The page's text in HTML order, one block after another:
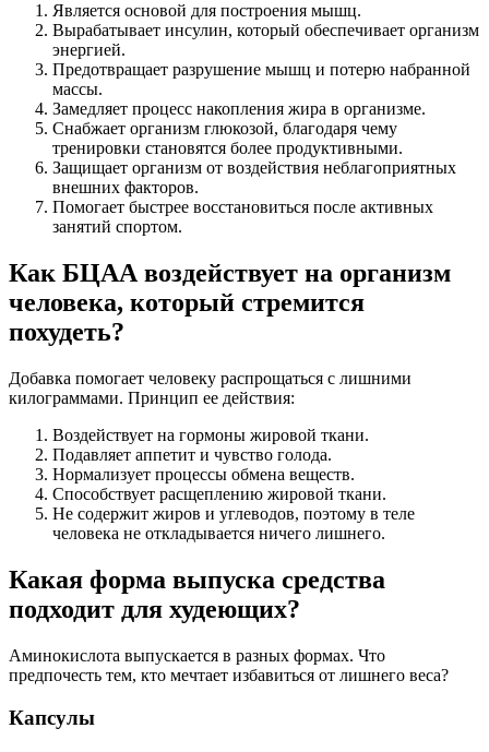
Является основой для построения мышц.
Вырабатывает инсулин, который обеспечивает организм
энергией.
Предотвращает разрушение мышц и потерю набранной
массы.
Замедляет процесс накопления жира в организме.
Снабжает организм глюкозой, благодаря чему
тренировки становятся более продуктивными.
Защищает организм от воздействия неблагоприятных
внешних факторов.
Помогает быстрее восстановиться после активных
занятий спортом.
Как БЦАА воздействует на организм
человека, который стремится
похудеть?
Добавка помогает человеку распрощаться с лишними
килограммами. Принцип ее действия:
Воздействует на гормоны жировой ткани.
Подавляет аппетит и чувство голода.
Нормализует процессы обмена веществ.
Способствует расщеплению жировой ткани.
Не содержит жиров и углеводов, поэтому в теле
человека не откладывается ничего лишнего.
Какая форма выпуска средства
подходит для худеющих?
Аминокислота выпускается в разных формах. Что
предпочесть тем, кто мечтает избавиться от лишнего веса?
Капсулы